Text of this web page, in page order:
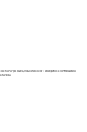
in energia pulita, riducendo i costi energetici e contribuendo